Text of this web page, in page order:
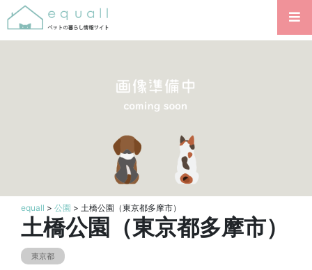
equall > 公園 > 土橋公園（東京都多摩市）
土橋公園（東京都多摩市）
東京都